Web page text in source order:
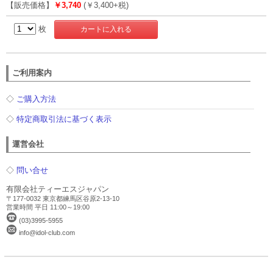
【販売価格】
￥3,740 (￥3,400+税)
枚
ご利用案内
◇ ご購入方法
◇特定商取引法に基づく表示
運営会社
◇ 問い合せ
有限会社ティーエスジャパン
〒177-0032 東京都練馬区谷原2-13-10
営業時間 平日 11:00～19:00
(03)3995-5955
info@idol-club.com